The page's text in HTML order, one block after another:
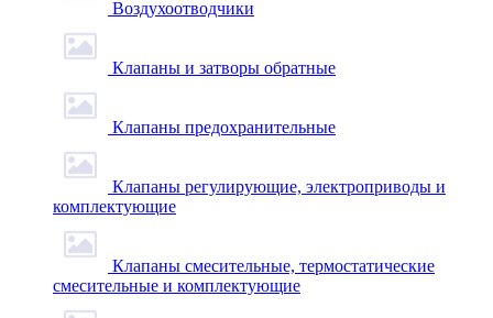
Воздухоотводчики
Клапаны и затворы обратные
Клапаны предохранительные
Клапаны регулирующие, электроприводы и
комплектующие
Клапаны смесительные, термостатические
смесительные и комплектующие